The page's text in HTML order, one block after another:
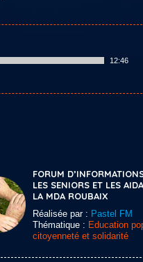
12:46
FORUM
LES SENIORS ET LES
LA MDA ROUBAIX
Réalisée par : Pastel FM
Thématique : Education
citoyenneté et solidarité